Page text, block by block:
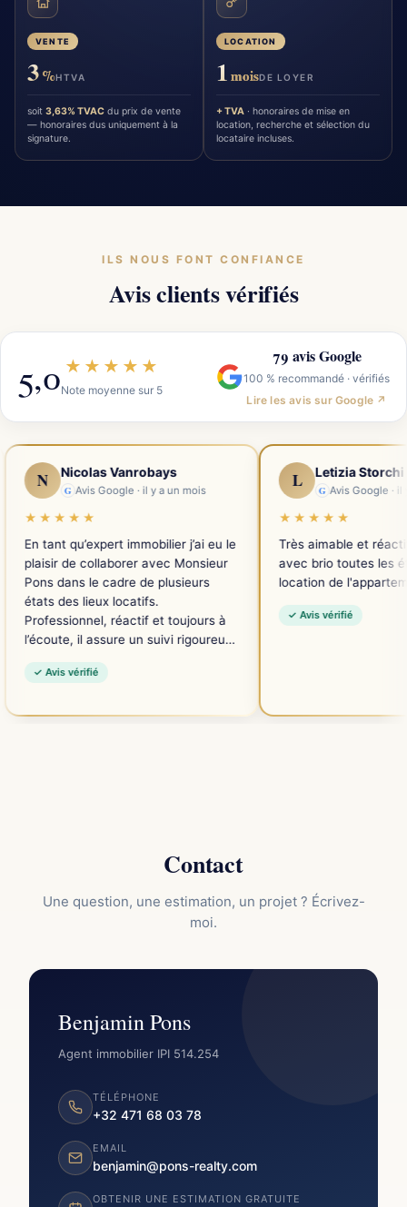
VENTE
3%HTVA
soit 3,63% TVAC du prix de vente
— honoraires dus uniquement à la
signature.
LOCATION
1moisDE LOYER
+ TVA · honoraires de mise en
location, recherche et sélection du
locataire incluses.
ILS NOUS FONT CONFIANCE
Avis clients vérifiés
5,0 ★★★★★
Note moyenne sur 5
79 avis Google
100 % recommandé · vérifiés
Lire les avis sur Google ↗
Vanrobays
Google · il y a un mois
immobilier j’ai eu le
collaborer avec Monsieur
le cadre de plusieurs
lieux locatifs.
réactif et toujours à
assure un suivi rigoureux
qualité à ses clients. Les
ce qui rend la
Letizia Storchi
Avis Google · il y a un mois
Très aimable et réactif, il a géré
avec brio toutes les étapes de la
location de l'appartement !
✓ Avis vérifié
Contact
Une question, une estimation, un projet ? Écrivez-
moi.
Benjamin Pons
Agent immobilier IPI 514.254
TÉLÉPHONE
+32 471 68 03 78
EMAIL
benjamin@pons-realty.com
OBTENIR UNE ESTIMATION GRATUITE